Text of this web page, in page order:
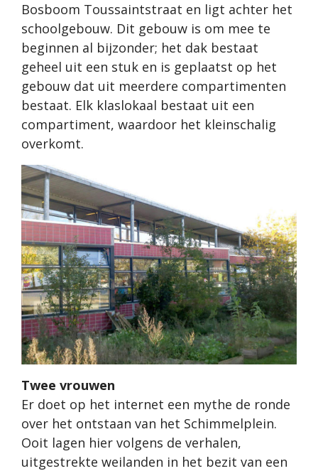
Bosboom Toussaintstraat en ligt achter het
schoolgebouw. Dit gebouw is om mee te
beginnen al bijzonder; het dak bestaat
geheel uit een stuk en is geplaatst op het
gebouw dat uit meerdere compartimenten
bestaat. Elk klaslokaal bestaat uit een
compartiment, waardoor het kleinschalig
overkomt.
Twee vrouwen
Er doet op het internet een mythe de ronde
over het ontstaan van het Schimmelplein.
Ooit lagen hier volgens de verhalen,
uitgestrekte weilanden in het bezit van een